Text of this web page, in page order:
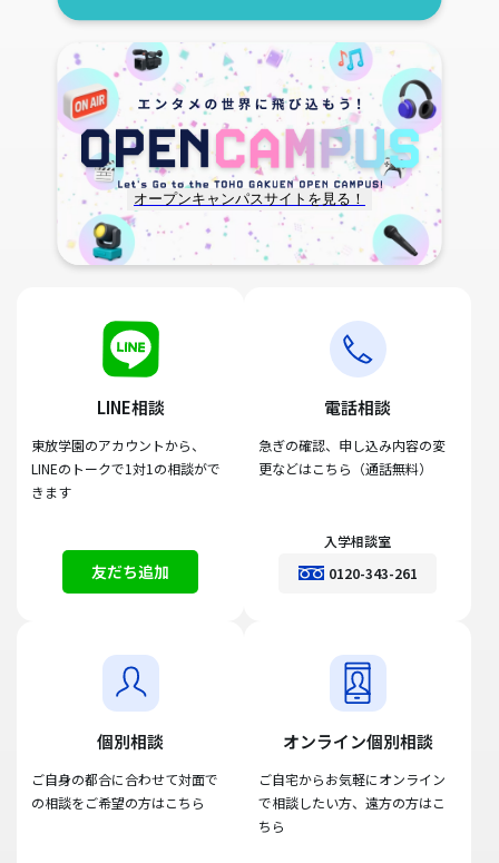
オープンキャンパスサイトを見る！
LINE相談
東放学園のアカウントから、
LINEのトークで1対1の相談がで
きます
友だち追加
電話相談
急ぎの確認、申し込み内容の変
更などはこちら（通話無料）
入学相談室
0120-343-261
個別相談
ご自身の都合に合わせて対面で
の相談をご希望の方はこちら
オンライン個別相談
ご自宅からお気軽にオンライン
で相談したい方、遠方の方はこ
ちら